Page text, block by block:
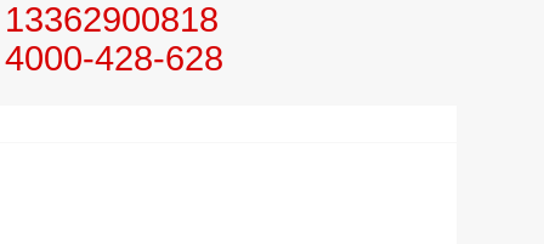
13362900818
4000-428-628